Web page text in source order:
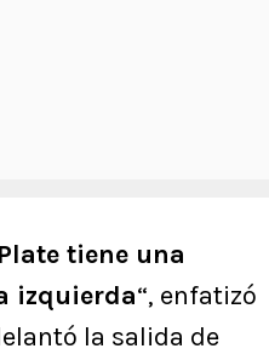
tiene una
izquierda“, enfatizó
la salida de